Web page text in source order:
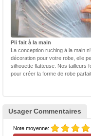
Pli fait à la main
La conception ruching à la main
décoration pour votre robe, elle
silhouette flatteuse. Nos tailleurs
pour créer la forme de robe
Usager Commentaires
Note moyenne: